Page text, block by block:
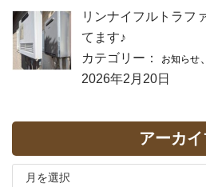
リンナイフルトラフ
てます♪
カテゴリー：
お知らせ
2026年2月20日
アーカ